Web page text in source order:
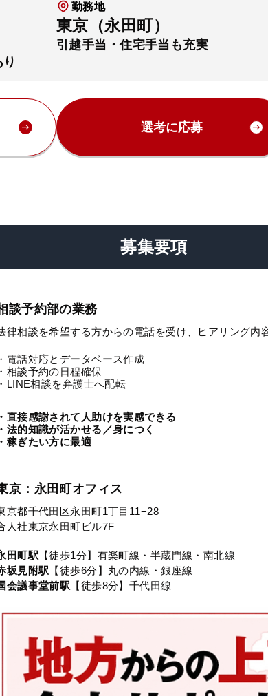
勤務地
東京（永田町）
引越手当・住宅手当も充実
選考に応募
募集要項
談予約部の業務
律相談を希望する方からの電話を受け、ヒアリング内
電話対応とデータベース作成
相談予約の日程確保
LINE相談を弁護士へ配転
直接感謝されて人助けを実感できる
法的知識が活かせる／身につく
稼ぎたい方に最適
京：永田町オフィス
京都千代田区永田町1丁目11−28
人社東京永田町ビル7F
田町駅 【徒歩1分】有楽町線・半蔵門線・南北線
坂見附駅 【徒歩6分】丸の内線・銀座線
会議事堂前駅 【徒歩8分】千代田線